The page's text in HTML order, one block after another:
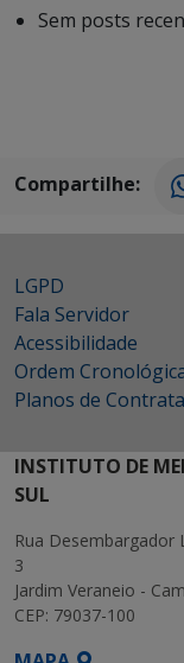
Sem posts
Compartilhe:
LGPD
Fala Servidor
Acessibilidade
Ordem
Planos de
INSTITUTO DE
SUL
Rua
3
Jardim Veraneio -
CEP: 79037-100